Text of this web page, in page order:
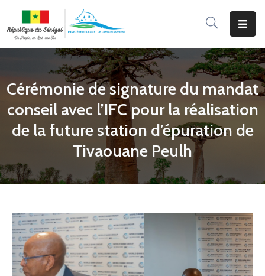
Ministère
&
Services
Actualité
Documentation
Cérémonie de signature du mandat
conseil avec l’IFC pour la réalisation
de la future station d’épuration de
Tivaouane Peulh